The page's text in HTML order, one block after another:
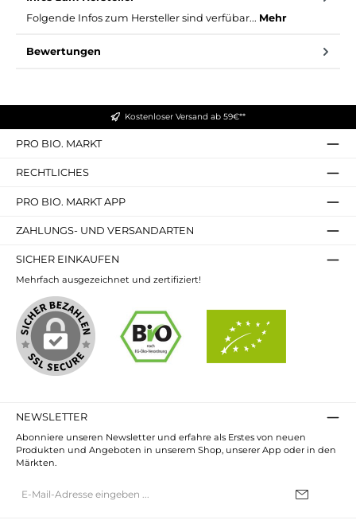
Folgende Infos zum Hersteller sind verfübar... Mehr
Bewertungen
Kostenloser Versand ab 59€**
PRO BIO. MARKT
RECHTLICHES
PRO BIO. MARKT APP
ZAHLUNGS- UND VERSANDARTEN
SICHER EINKAUFEN
Mehrfach ausgezeichnet und zertifiziert!
NEWSLETTER
Abonniere unseren Newsletter und erfahre als Erstes von neuen
Produkten und Angeboten in unserem Shop, unserer App oder in den
Märkten.
Mail-